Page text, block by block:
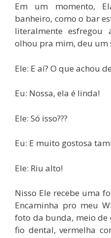
Em um momento,
banheiro, como o bar
literalmente
olhou pra mim, deu um
Ele: E aí? O que achou
Eu: Nossa, ela é linda!
Ele: Só isso???
Eu: E muito gostosa
Ele: Riu alto!
Nisso Ele recebe uma
Encaminha pro meu
foto da bunda, meio de
fio dental, vermelha